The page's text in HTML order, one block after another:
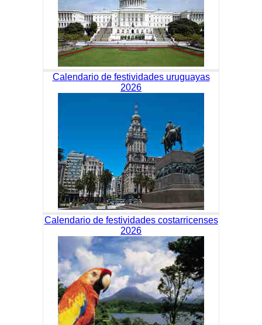
Calendario de festividades uruguayas
2026
Calendario de festividades costarricenses
2026